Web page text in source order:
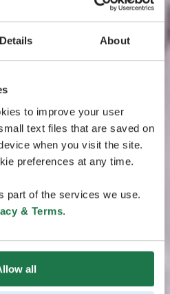
Details About
to improve your user
text files that are saved on
when you visit the site.
preferences at any time.
part of the services we use.
& Terms.
all